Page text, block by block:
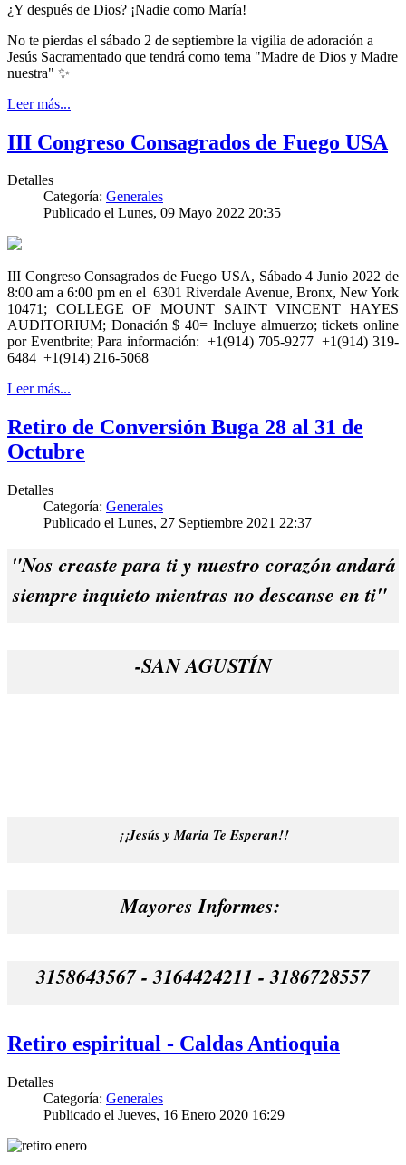
¿Y después de Dios? ¡Nadie como María!
No te pierdas el sábado 2 de septiembre la vigilia de adoración a
Jesús Sacramentado que tendrá como tema "Madre de Dios y Madre
nuestra" ✨
Leer más...
III Congreso Consagrados de Fuego USA
Detalles
Categoría: Generales
Publicado el Lunes, 09 Mayo 2022 20:35
III Congreso Consagrados de Fuego USA, Sábado 4 Junio 2022 de
8:00 am a 6:00 pm en el 6301 Riverdale Avenue, Bronx, New York
10471; COLLEGE OF MOUNT SAINT VINCENT HAYES
AUDITORIUM; Donación $ 40= Incluye almuerzo; tickets online
por Eventbrite; Para información: +1(914) 705-9277 +1(914) 319-
6484 +1(914) 216-5068
Leer más...
Retiro de Conversión Buga 28 al 31 de
Octubre
Detalles
Categoría: Generales
Publicado el Lunes, 27 Septiembre 2021 22:37
"Nos creaste para ti y nuestro corazón andará
siempre inquieto mientras no descanse en ti"
-SAN AGUSTÍN
¡¡Jesús y Maria Te Esperan!!
Mayores Informes:
3158643567 - 3164424211 - 3186728557
Retiro espiritual - Caldas Antioquia
Detalles
Categoría: Generales
Publicado el Jueves, 16 Enero 2020 16:29